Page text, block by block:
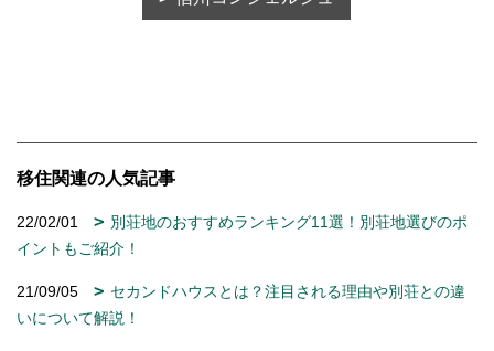
移住関連の人気記事
22/02/01
別荘地のおすすめランキング11選！別荘地選びのポ
イントもご紹介！
21/09/05
セカンドハウスとは？注目される理由や別荘との違
いについて解説！